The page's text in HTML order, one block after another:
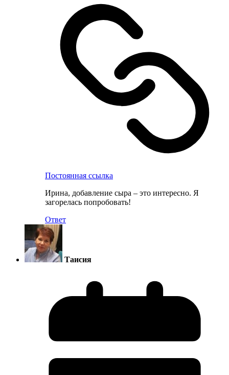
Постоянная ссылка
Ирина, добавление сыра – это интересно. Я
загорелась попробовать!
Ответ
Таисия